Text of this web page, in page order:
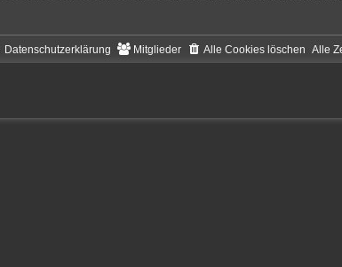
Alle
Alle Cookies löschen
Mitglieder
Datenschutzerklärung